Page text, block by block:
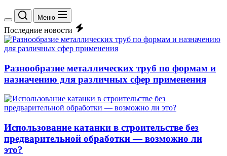
Переключение
цветового
режима
Меню
Последние новости
Разнообразие металлических труб по формам и
назначению для различных сфер применения
Использование катанки в строительстве без
предварительной обработки — возможно ли
это?